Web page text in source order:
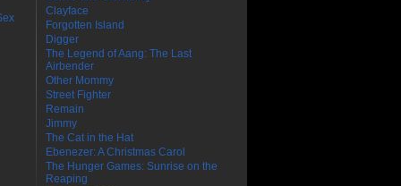
Clayface
Forgotten Island
Digger
The Legend of Aang: The Last
Airbender
Other Mommy
Street Fighter
Remain
Jimmy
The Cat in the Hat
Ebenezer: A Christmas Carol
The Hunger Games: Sunrise on the
Reaping